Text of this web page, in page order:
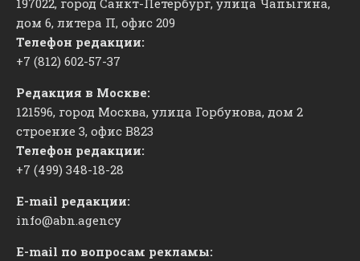
197022, город Санкт-Петербург, улица Чапыгина,
дом 6, литера П, офис 209
Телефон редакции:
+7 (812) 602-57-37
Редакция в Москве:
121596, город Москва, улица Горбунова, дом 2
строение 3, офис ​В823
Телефон редакции:
+7 (499) 348-18-28
E-mail редакции:
info@abn.agency
E-mail по вопросам рекламы: